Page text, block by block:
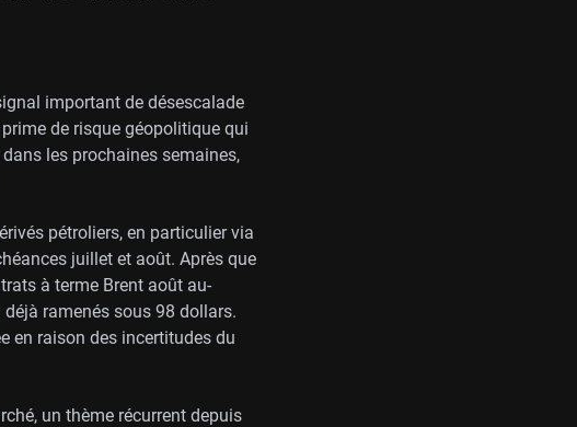
important de désescalade
de risque géopolitique qui
les prochaines semaines,
pétroliers, en particulier via
juillet et août. Après que
à terme Brent août au-
ramenés sous 98 dollars.
en raison des incertitudes du
un thème récurrent depuis